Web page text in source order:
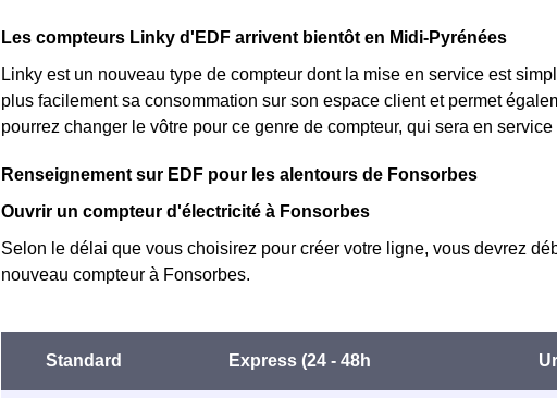
Les compteurs Linky d'EDF arrivent bientôt en Midi-Pyrénées
Linky est un nouveau type de compteur dont la mise en service est
plus facilement sa consommation sur son espace client et permet
pourrez changer le vôtre pour ce genre de compteur, qui sera en
Renseignement sur EDF pour les alentours de Fonsorbes
Ouvrir un compteur d'électricité à Fonsorbes
Selon le délai que vous choisirez pour créer votre ligne, vous devrez
nouveau compteur à Fonsorbes.